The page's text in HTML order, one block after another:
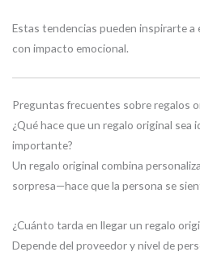
Estas tendencias pueden inspirarte
con impacto emocional.
Preguntas frecuentes sobre regalos
¿Qué hace que un regalo original sea
importante?
Un regalo original combina
sorpresa—hace que la persona se
¿Cuánto tarda en llegar un regalo
Depende del proveedor y nivel de